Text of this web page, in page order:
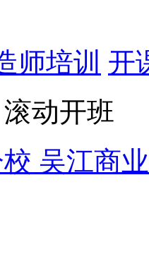
师培训 开
动开班
吴江商